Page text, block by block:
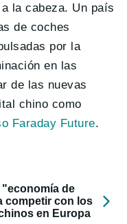
la cabeza. Un país
de coches
por la
en las
de las nuevas
chino como
Faraday Future.
"economía de
competir con los
en Europa